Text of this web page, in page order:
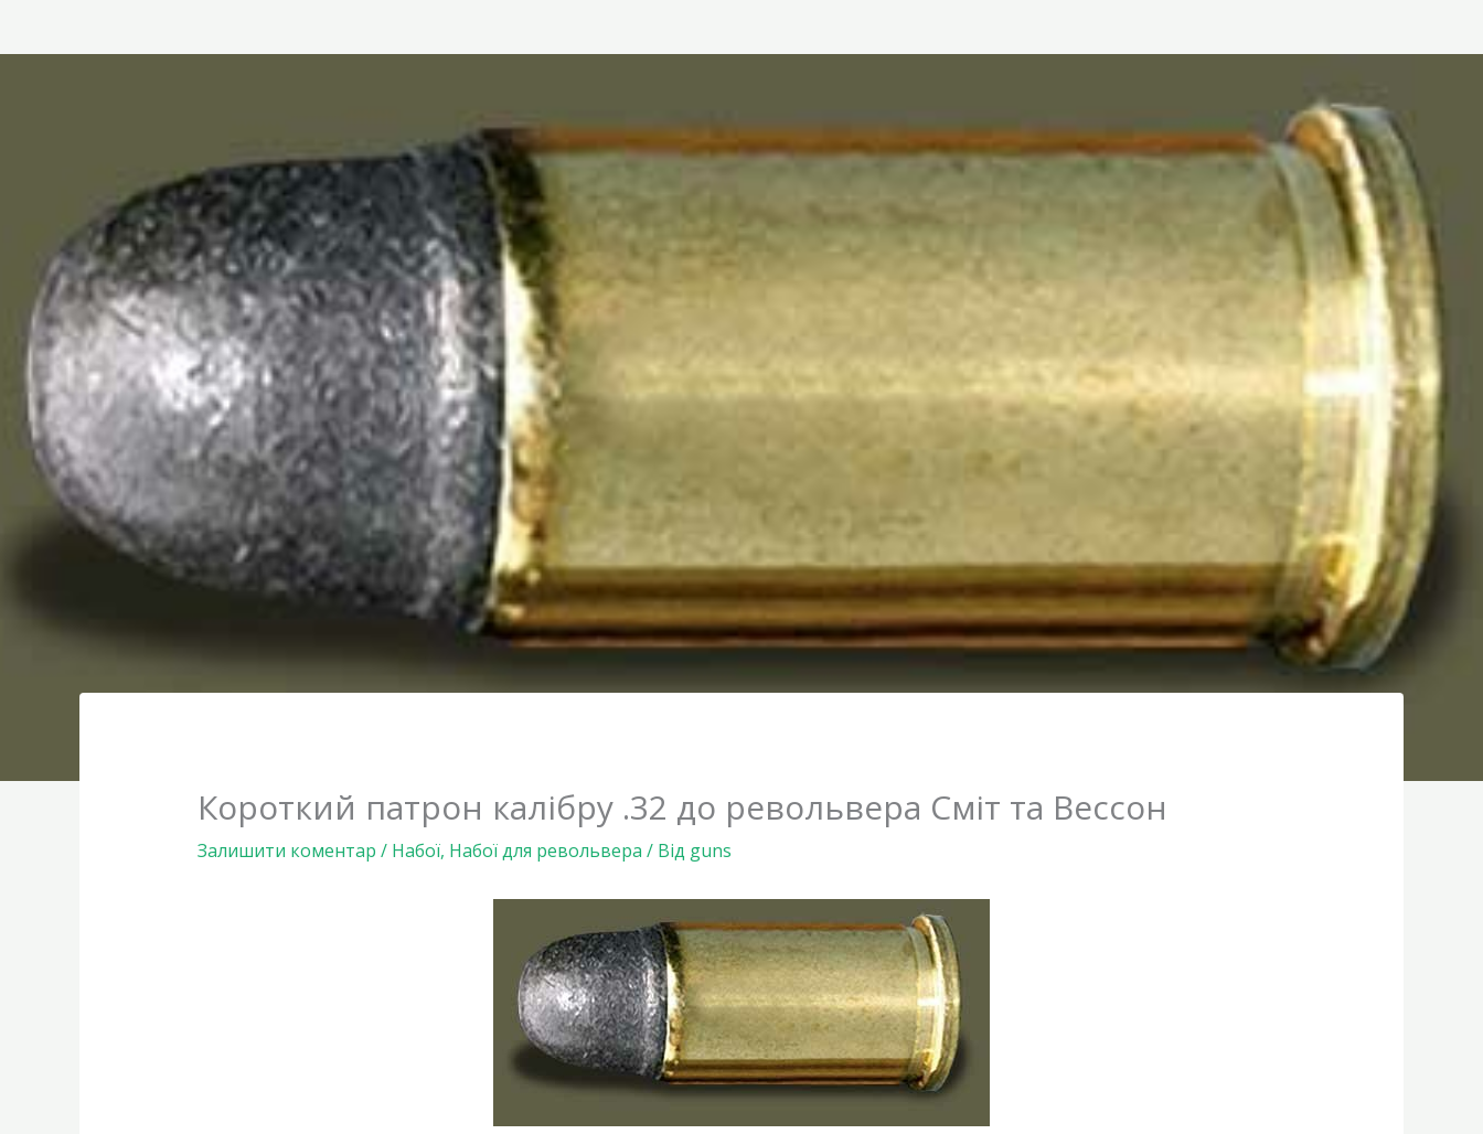
Короткий патрон калібру .32 до револьвера Сміт та Вессон
Залишити коментар / Набої, Набої для револьвера / Від guns